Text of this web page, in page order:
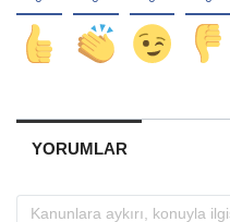
YORUMLAR